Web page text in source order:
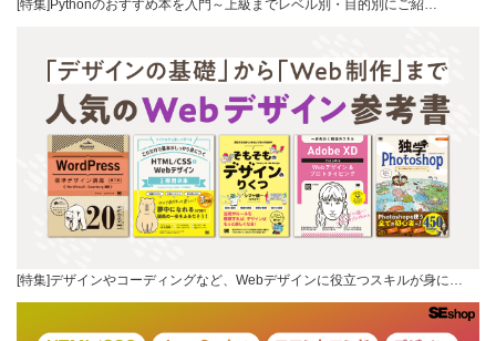
[特集]Pythonのおすすめ本を入門～上級までレベル別・目的別にご紹…
[特集]デザインやコーディングなど、Webデザインに役立つスキルが身に…